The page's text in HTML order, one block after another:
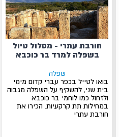
חורבת עתרי - מסלול טיול
בשפלה למרד בר כוכבא
שפלה
בואו לטייל בכפר עברי קדום מימי
בית שני, להשקיף על השפלה מגבוה
ולזחול כמו לוחמי בר כוכבא
במחילות תת קרקעיות. הכירו את
חורבת עתרי